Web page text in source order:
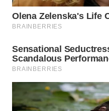
WN
WN
LABUHANBATU
TAPANULI